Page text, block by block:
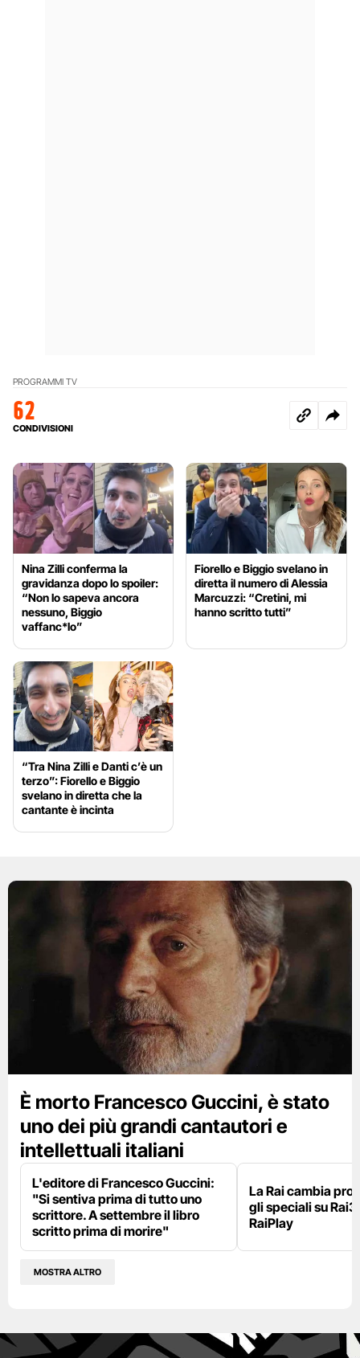
PROGRAMMI TV
62
CONDIVISIONI
Nina Zilli conferma la
gravidanza dopo lo spoiler:
“Non lo sapeva ancora
nessuno, Biggio
vaffanc*lo”
Fiorello e Biggio svelano in
diretta il numero di Alessia
Marcuzzi: “Cretini, mi
hanno scritto tutti”
“Tra Nina Zilli e Danti c’è un
terzo”: Fiorello e Biggio
svelano in diretta che la
cantante è incinta
È morto Francesco Guccini, è stato
uno dei più grandi cantautori e
intellettuali italiani
L'editore di Francesco Guccini:
"Si sentiva prima di tutto uno
scrittore. A settembre il libro
scritto prima di morire"
La Rai cambia
gli speciali su
RaiPlay
MOSTRA ALTRO